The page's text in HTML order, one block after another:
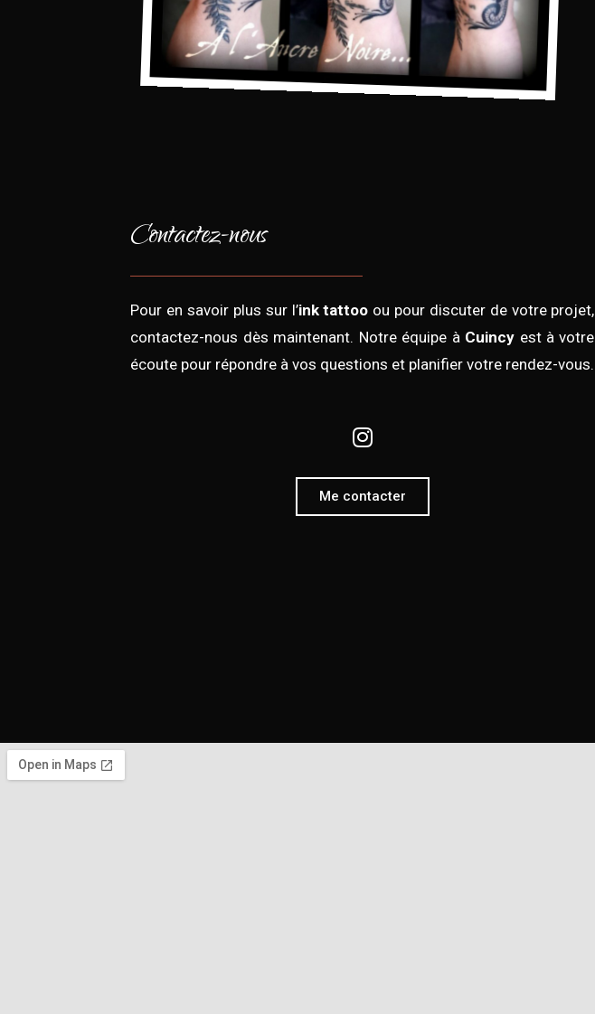
Contactez-nous
Pour en savoir plus sur l’ink tattoo ou pour discuter de votre projet,
contactez-nous dès maintenant. Notre équipe à Cuincy est à votre
écoute pour répondre à vos questions et planifier votre rendez-vous.
Me contacter